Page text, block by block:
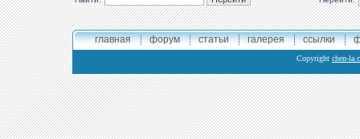
главная форум статьи галерея ссылки
Copyright chen-